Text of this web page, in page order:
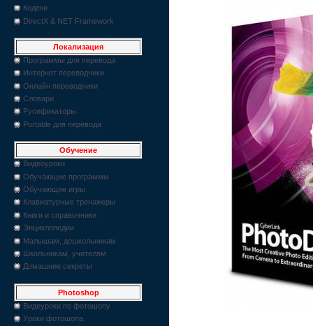
Кодеки
DirectX & NET Framework
Локализация
Программы для перевода
Интернет переводчики
Онлайн переводчики
Словари
Русификаторы
Portable для перевода
Обучение
Видеоуроки
Обучающие программы
Обучающие игры
Клавиатурные тренажеры
Книги и справочники
Энциклопедии
Малышам, дошкольникам
Школьникам, учителям
Домашние секреты
Photoshop
Видеуроки по фотошопу
Уроки фотошопа